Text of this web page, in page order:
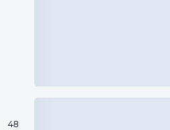
48